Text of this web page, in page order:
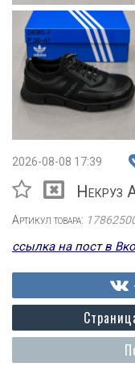
2026-08-08 17:39
Некруз
Артикул товара:
ссылка на пост в